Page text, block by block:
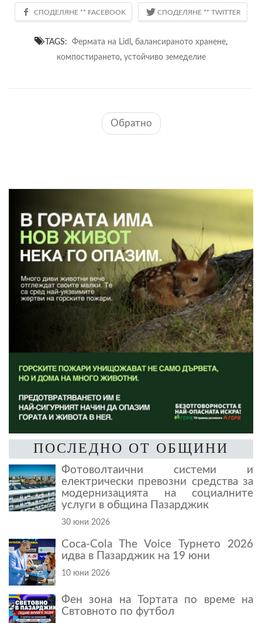
TAGS: Фермата на Lidl , балансираното хранене,
компостирането, устойчиво земеделие
Обратно
ПОСЛЕДНО ОТ ОБЩИНИ
Фотоволтаични системи и
електрически превозни средства за
модернизацията на социалните
услуги в община Пазарджик
30 юни 2026
Coca-Cola The Voice Турнето 2026
идва в Пазарджик на 19 юни
10 юни 2026
Фен зона на Тортата по време на
Свтовното по футбол